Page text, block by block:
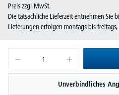
Preis zzgl. MwSt.
Die tatsächliche Lieferzeit entnehmen Sie
Lieferungen erfolgen montags bis
Unverbindliches